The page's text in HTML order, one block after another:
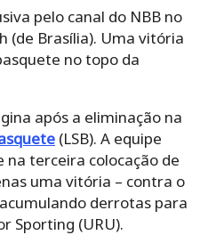
pelo canal do NBB no
(de Brasília). Uma vitória
no topo da
após a eliminação na
(LSB). A equipe
terceira colocação de
uma vitória – contra o
derrotas para
Sporting (URU).